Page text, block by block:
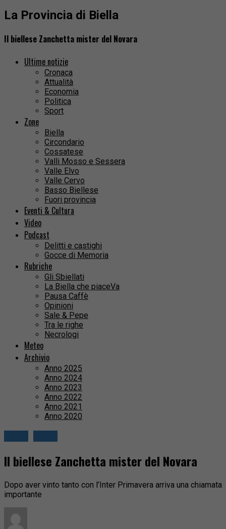
La Provincia di Biella
Il biellese Zanchetta mister del Novara
Ultime notizie
Cronaca
Attualità
Economia
Politica
Sport
Zone
Biella
Circondario
Cossatese
Valli Mosso e Sessera
Valle Elvo
Valle Cervo
Basso Biellese
Fuori provincia
Eventi & Cultura
Video
Podcast
Delitti e castighi
Gocce di Memoria
Rubriche
Gli Sbiellati
La Biella che piaceVa
Pausa Caffè
Opinioni
Sale & Pepe
Tra le righe
Necrologi
Meteo
Archivio
Anno 2025
Anno 2024
Anno 2023
Anno 2022
Anno 2021
Anno 2020
Il biellese Zanchetta mister del Novara
Dopo aver vinto tanto con l’Inter Primavera arriva una chiamata
importante